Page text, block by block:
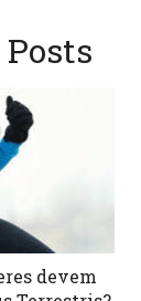
devem